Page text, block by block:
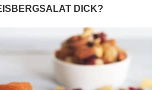
DICK?